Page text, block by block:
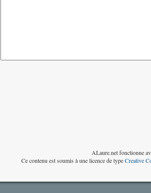
ALaure.net fonctionne
Ce contenu est soumis à une licence de typeCreative